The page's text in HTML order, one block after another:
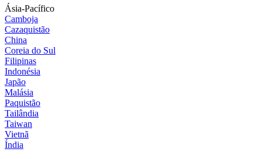
Ásia-Pacífico
Camboja
Cazaquistão
China
Coreia do Sul
Filipinas
Indonésia
Japão
Malásia
Paquistão
Tailândia
Taiwan
Vietnã
Índia